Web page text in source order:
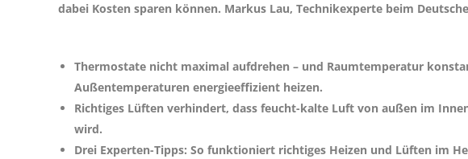
dabei Kosten sparen können. Markus Lau, Technikexperte beim
Thermostate nicht maximal aufdrehen – und Raumtemperatur
Außentemperaturen energieeffizient heizen.
Richtiges Lüften verhindert, dass feucht-kalte Luft von außen im
wird.
Drei Experten-Tipps: So funktioniert richtiges Heizen und Lüften im